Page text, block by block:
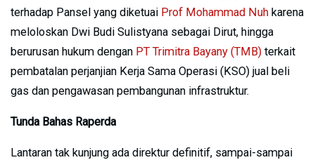
terhadap Pansel yang diketuai Prof Mohammad Nuh karena
meloloskan Dwi Budi Sulistyana sebagai Dirut, hingga
berurusan hukum dengan PT Trimitra Bayany (TMB) terkait
pembatalan perjanjian Kerja Sama Operasi (KSO) jual beli
gas dan pengawasan pembangunan infrastruktur.
Tunda Bahas Raperda
Lantaran tak kunjung ada direktur definitif, sampai-sampai